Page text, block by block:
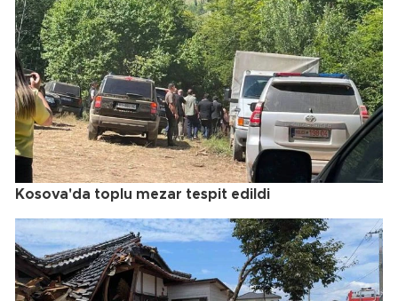
Kosova'da toplu mezar tespit edildi